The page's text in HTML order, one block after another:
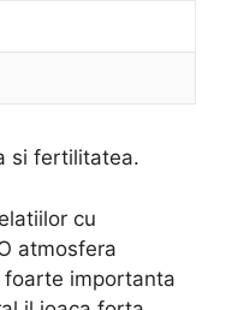
si fertilitatea.
cu
atmosfera
importanta